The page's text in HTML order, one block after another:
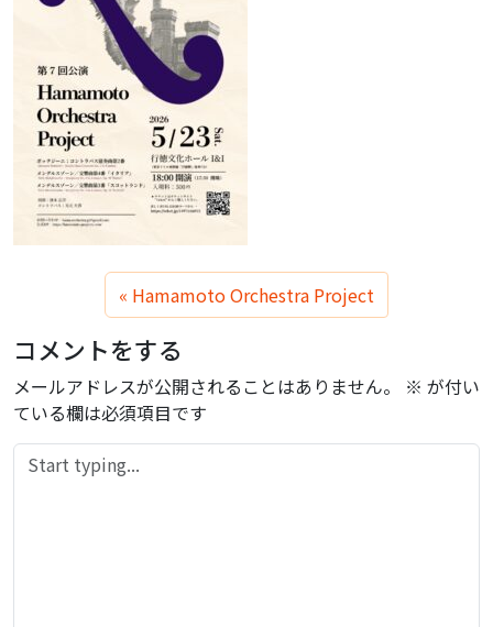
Hamamoto Orchestra Project
コメントをする
メールアドレスが公開されることはありません。 ※ が付い
ている欄は必須項目です